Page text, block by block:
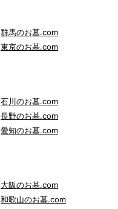
群馬のお墓.com
東京のお墓.com
石川のお墓.com
長野のお墓.com
愛知のお墓.com
大阪のお墓.com
和歌山のお墓.com